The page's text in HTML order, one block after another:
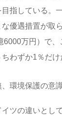
指している。
優遇措置が取
6000万円）で
わずか1％だけ
環境保護の意
ツの違いとし